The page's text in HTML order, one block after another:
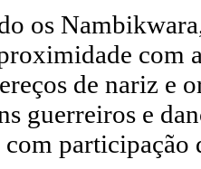
os
com
de nariz e
guerreiros e
participação